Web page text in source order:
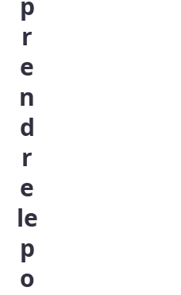
r
e
n
d
r
e
le
p
o